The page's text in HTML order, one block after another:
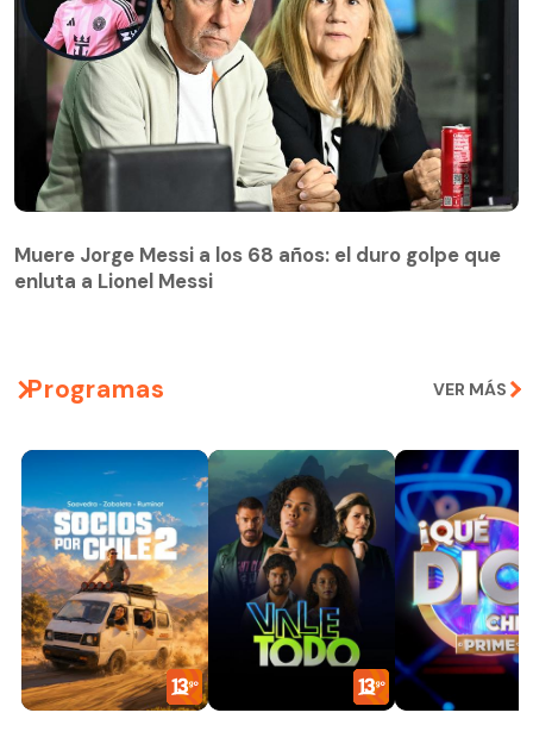
Muere Jorge Messi a los 68 años: el duro golpe que
enluta a Lionel Messi
Programas VER MÁS